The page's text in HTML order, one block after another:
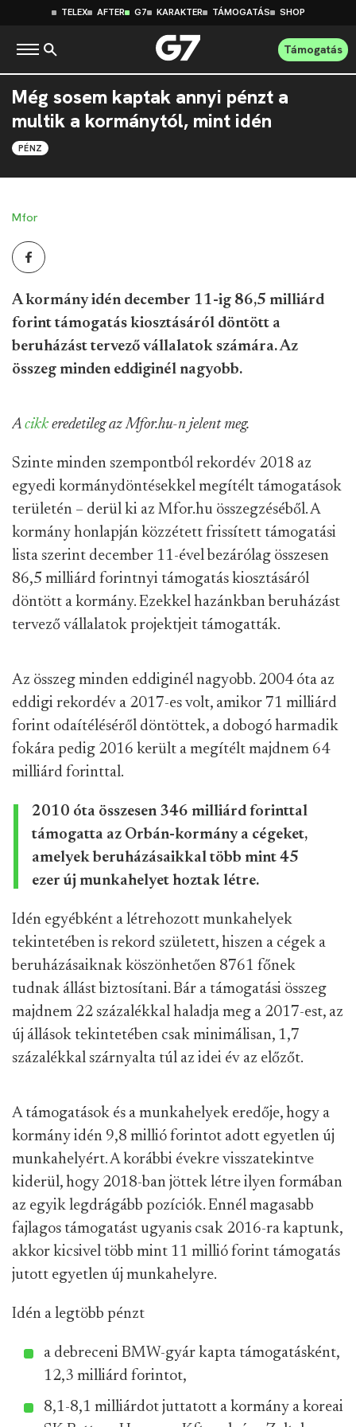
TELEX AFTER G7 KARAKTER TÁMOGATÁS SHOP
Támogatás
Még sosem kaptak annyi pénzt a
multik a kormánytól, mint idén
PÉNZ
Mfor
A kormány idén december 11-ig 86,5 milliárd
forint támogatás kiosztásáról döntött a
beruházást tervező vállalatok számára. Az
összeg minden eddiginél nagyobb.
A cikk eredetileg az Mfor.hu-n jelent meg.
Szinte minden szempontból rekordév 2018 az
egyedi kormánydöntésekkel megítélt támogatások
területén – derül ki az Mfor.hu összegzéséből. A
kormány honlapján közzétett frissített támogatási
lista szerint december 11-ével bezárólag összesen
86,5 milliárd forintnyi támogatás kiosztásáról
döntött a kormány. Ezekkel hazánkban beruházást
tervező vállalatok projektjeit támogatták.
Az összeg minden eddiginél nagyobb. 2004 óta az
eddigi rekordév a 2017-es volt, amikor 71 milliárd
forint odaítéléséről döntöttek, a dobogó harmadik
fokára pedig 2016 került a megítélt majdnem 64
milliárd forinttal.
2010 óta összesen 346 milliárd forinttal
támogatta az Orbán-kormány a cégeket,
amelyek beruházásaikkal több mint 45
ezer új munkahelyet hoztak létre.
Idén egyébként a létrehozott munkahelyek
tekintetében is rekord született, hiszen a cégek a
beruházásaiknak köszönhetően 8761 főnek
tudnak állást biztosítani. Bár a támogatási összeg
majdnem 22 százalékkal haladja meg a 2017-est, az
új állások tekintetében csak minimálisan, 1,7
százalékkal szárnyalta túl az idei év az előzőt.
A támogatások és a munkahelyek eredője, hogy a
kormány idén 9,8 millió forintot adott egyetlen új
munkahelyért. A korábbi évekre visszatekintve
kiderül, hogy 2018-ban jöttek létre ilyen formában
az egyik legdrágább pozíciók. Ennél magasabb
fajlagos támogatást ugyanis csak 2016-ra kaptunk,
akkor kicsivel több mint 11 millió forint támogatás
jutott egyetlen új munkahelyre.
Idén a legtöbb pénzt
a debreceni BMW-gyár kapta támogatásként,
12,3 milliárd forintot,
8,1-8,1 milliárdot juttatott a kormány a koreai